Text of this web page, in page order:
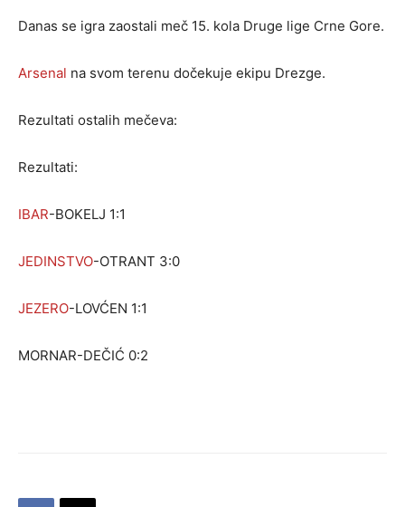
Danas se igra zaostali meč 15. kola Druge lige Crne Gore.
Arsenal na svom terenu dočekuje ekipu Drezge.
Rezultati ostalih mečeva:
Rezultati:
IBAR-BOKELJ 1:1
JEDINSTVO-OTRANT 3:0
JEZERO-LOVĆEN 1:1
MORNAR-DEČIĆ 0:2